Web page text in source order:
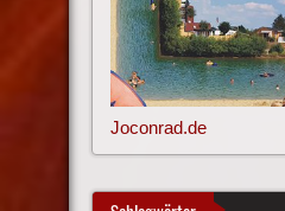
Joconrad.de